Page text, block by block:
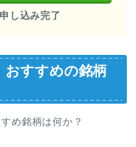
し込み完了
おすすめの銘柄
め銘柄は何か？